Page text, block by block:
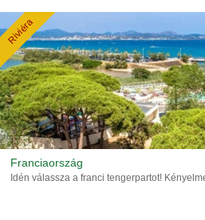
Riviéra
Franciaország
Idén válassza a franci tengerpartot!